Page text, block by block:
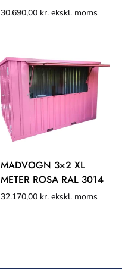
30.690,00 kr. ekskl. moms
MADVOGN 3×2 XL
METER ROSA RAL 3014
32.170,00 kr. ekskl. moms